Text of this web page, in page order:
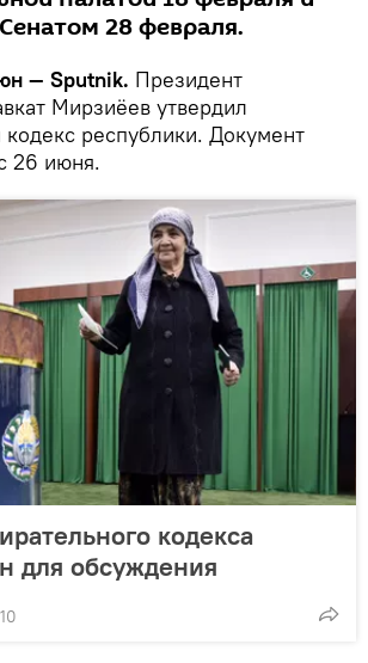
28 февраля.
— Sputnik. Президент
Мирзиёев утвердил
республики. Документ
26 июня.
кодекса
для обсуждения